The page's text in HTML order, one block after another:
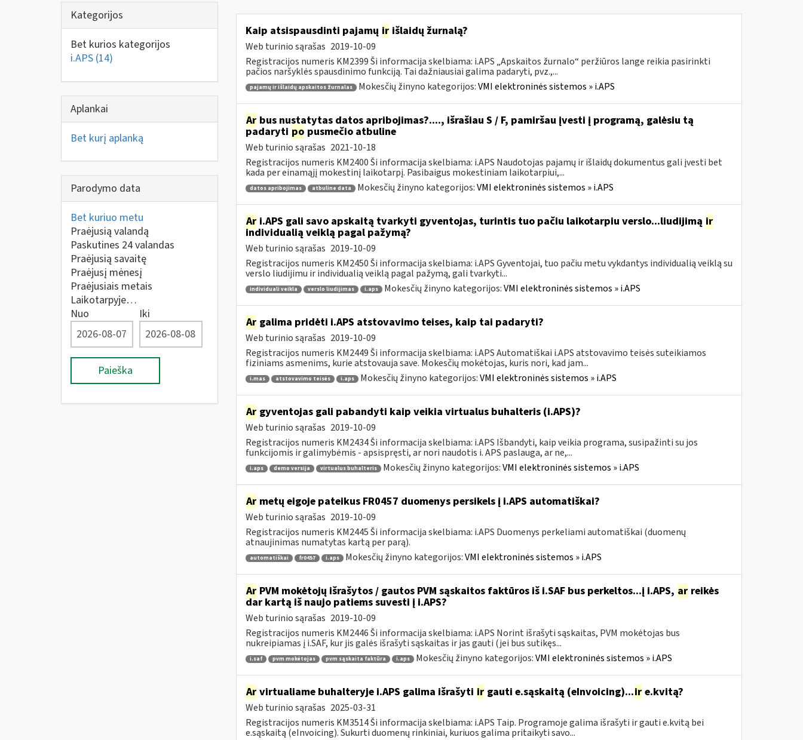
Kategorijos
Bet kurios kategorijos
i.APS (14)
Aplankai
Bet kurį aplanką
Parodymo data
Bet kuriuo metu
Praėjusią valandą
Paskutines 24 valandas
Praėjusią savaitę
Praėjusį mėnesį
Praėjusiais metais
Laikotarpyje…
Nuo
Iki
Paieška
Kaip atsispausdinti pajamų irišlaidų žurnalą?
Web turinio sąrašas 2019-10-09
Registracijos numeris KM2399 Ši informacija skelbiama: i.APS „Apskaitos žurnalo“ peržiūros lange reikia pasirinkti
pačios naršyklės spausdinimo funkciją. Tai dažniausiai galima padaryti, pvz.,...
pajamų ir išlaidų apskaitos žurnalas Mokesčių žinyno kategorijos:VMI elektroninės sistemos » i.APS
Arbus nustatytas datos apribojimas?...., išrašiau S / F, pamiršau įvesti į programą, galėsiu tą
padaryti po pusmečio atbuline
Web turinio sąrašas 2021-10-18
Registracijos numeris KM2400 Ši informacija skelbiama: i.APS Naudotojas pajamų ir išlaidų dokumentus gali įvesti bet
kada per einamąjį mokestinį laikotarpį. Pasibaigus mokestiniam laikotarpiui,...
datos apribojimas atbuline data Mokesčių žinyno kategorijos:VMI elektroninės sistemos » i.APS
Ari.APS gali savo apskaitą tvarkyti gyventojas, turintis tuo pačiu laikotarpiu verslo...liudijimą ir
individualią veiklą pagal pažymą?
Web turinio sąrašas 2019-10-09
Registracijos numeris KM2450 Ši informacija skelbiama: i.APS Gyventojai, tuo pačiu metu vykdantys individualią veiklą su
verslo liudijimu ir individualią veiklą pagal pažymą, gali tvarkyti...
individuali veikla verslo liudijimas i.aps Mokesčių žinyno kategorijos:VMI elektroninės sistemos » i.APS
Argalima pridėti i.APS atstovavimo teises, kaip tai padaryti?
Web turinio sąrašas 2019-10-09
Registracijos numeris KM2449 Ši informacija skelbiama: i.APS Automatiškai i.APS atstovavimo teisės suteikiamos
fiziniams asmenims, kurie atstovauja save. Mokesčių mokėtojas, kuris nori, kad jam...
i.mas atstovavimo teisės i.aps Mokesčių žinyno kategorijos:VMI elektroninės sistemos » i.APS
Argyventojas gali pabandyti kaip veikia virtualus buhalteris (i.APS)?
Web turinio sąrašas 2019-10-09
Registracijos numeris KM2434 Ši informacija skelbiama: i.APS Išbandyti, kaip veikia programa, susipažinti su jos
funkcijomis ir galimybėmis - apsispręsti, ar nori naudotis i. APS paslauga, ar ne,...
i.aps demo versija virtualus buhalteris Mokesčių žinyno kategorijos:VMI elektroninės sistemos » i.APS
Armetų eigoje pateikus FR0457 duomenys persikels į i.APS automatiškai?
Web turinio sąrašas 2019-10-09
Registracijos numeris KM2445 Ši informacija skelbiama: i.APS Duomenys perkeliami automatiškai (duomenų
atnaujinimas numatytas kartą per parą).
automatiškai fr0457 i.aps Mokesčių žinyno kategorijos:VMI elektroninės sistemos » i.APS
ArPVM mokėtojų išrašytos / gautos PVM sąskaitos faktūros iš i.SAF bus perkeltos...į i.APS, arreikės
dar kartą iš naujo patiems suvesti į i.APS?
Web turinio sąrašas 2019-10-09
Registracijos numeris KM2446 Ši informacija skelbiama: i.APS Norint išrašyti sąskaitas, PVM mokėtojas bus
nukreipiamas į i.SAF, kur jis galės išrašyti sąskaitas ir jas gauti (jei bus sutikęs...
i.saf pvm mokėtojas pvm sąskaita faktūra i.aps Mokesčių žinyno kategorijos:VMI elektroninės sistemos » i.APS
Arvirtualiame buhalteryje i.APS galima išrašyti irgauti e.sąskaitą (eInvoicing)...ire.kvitą?
Web turinio sąrašas 2025-03-31
Registracijos numeris KM3514 Ši informacija skelbiama: i.APS Taip. Programoje galima išrašyti ir gauti e.kvitą bei
e.sąskaitą (eInvoicing). Sukurti duomenų rinkiniai, kuriuos galima pritaikyti savo...